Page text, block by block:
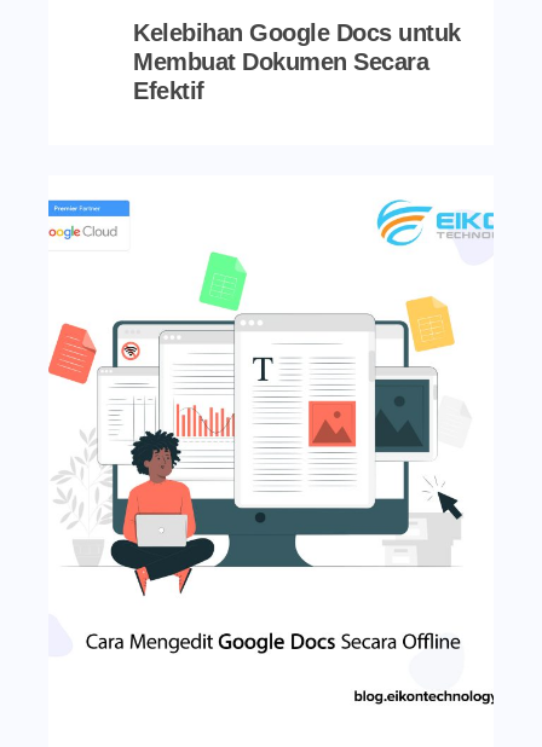
Kelebihan Google Docs untuk
Membuat Dokumen Secara
Efektif